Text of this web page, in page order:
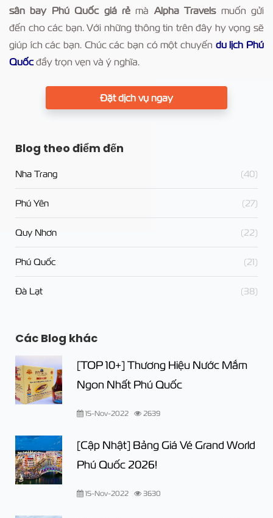
sân bay Phú Quốc giá rẻ mà Alpha Travelsmuốn gửi
đến cho các bạn. Với những thông tin trên đây hy vọng sẽ
giúp ích các bạn. Chúc các bạn có một chuyến du lịch Phú
Quốcđầy trọn vẹn và ý nghĩa.
Đặt dịch vụ ngay
Blog theo điểm đến
Nha Trang (40)
Phú Yên (27)
Quy Nhơn (22)
Phú Quốc (21)
Đà Lạt (38)
Các Blog khác
[TOP 10+] Thương Hiệu Nước Mắm
Ngon Nhất Phú Quốc
15-Nov-2022 2639
[Cập Nhật] Bảng Giá Vé Grand World
Phú Quốc 2026!
15-Nov-2022 3630